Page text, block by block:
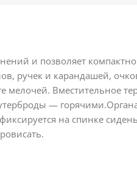
и позволяет
ручек и карандашей,
мелочей. Вместительное
—
на спинке